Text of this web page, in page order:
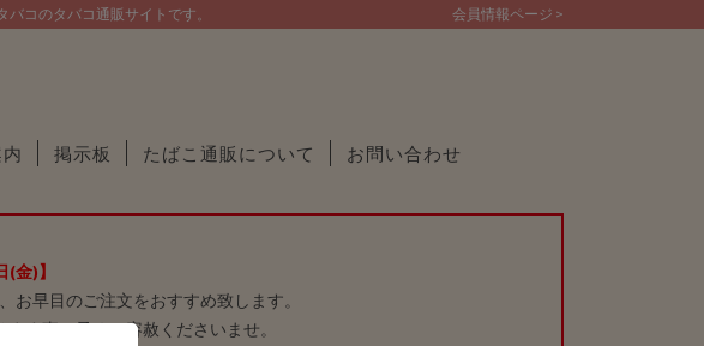
コのタバコ通販サイトです。 会員情報ページ >
掲示板 たばこ通販について お問い合わせ
金)】
早目のご注文をおすすめ致します。
す事、予めご容赦くださいませ。